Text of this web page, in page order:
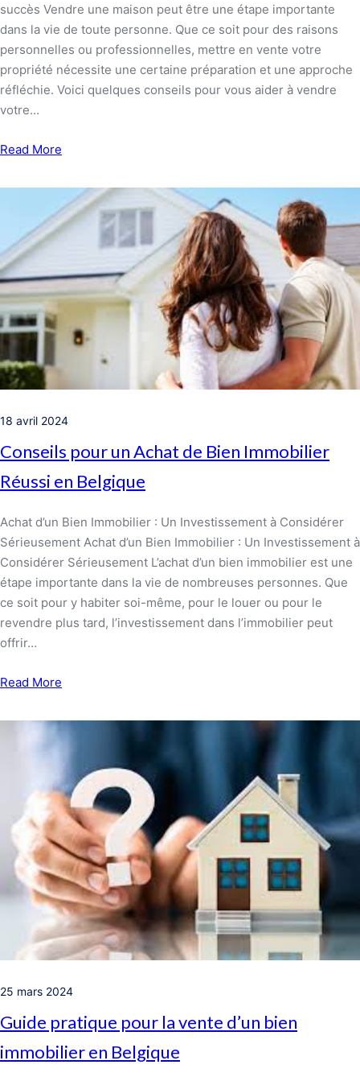
succès Vendre une maison peut être une étape importante
dans la vie de toute personne. Que ce soit pour des raisons
personnelles ou professionnelles, mettre en vente votre
propriété nécessite une certaine préparation et une approche
réfléchie. Voici quelques conseils pour vous aider à vendre
votre…
Read More
18 avril 2024
Conseils pour un Achat de Bien Immobilier
Réussi en Belgique
Achat d’un Bien Immobilier : Un Investissement à Considérer
Sérieusement Achat d’un Bien Immobilier : Un Investissement à
Considérer Sérieusement L’achat d’un bien immobilier est une
étape importante dans la vie de nombreuses personnes. Que
ce soit pour y habiter soi-même, pour le louer ou pour le
revendre plus tard, l’investissement dans l’immobilier peut
offrir…
Read More
25 mars 2024
Guide pratique pour la vente d’un bien
immobilier en Belgique